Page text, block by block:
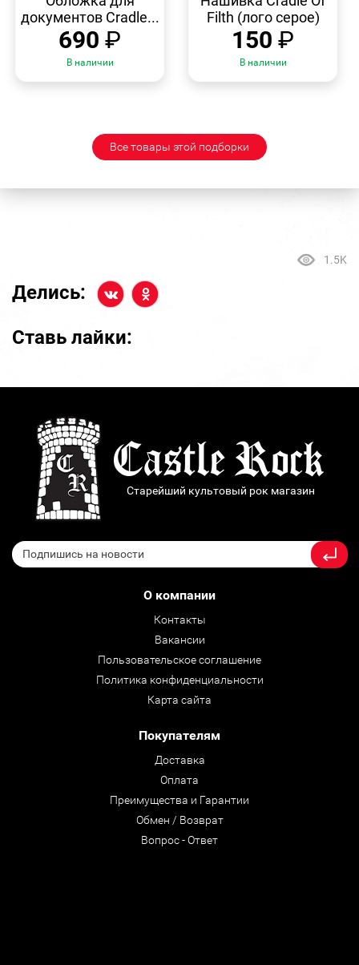
документов Cradle...
690 ₽
В наличии
Filth (лого серое)
150 ₽
В наличии
Все товары этой подборки
1.5K
Делись:
Ставь лайки:
Старейший культовый рок магазин
О компании
Контакты
Вакансии
Пользовательское соглашение
Политика конфиденциальности
Карта сайта
Покупателям
Доставка
Оплата
Преимущества и Гарантии
Обмен / Возврат
Вопрос - Ответ